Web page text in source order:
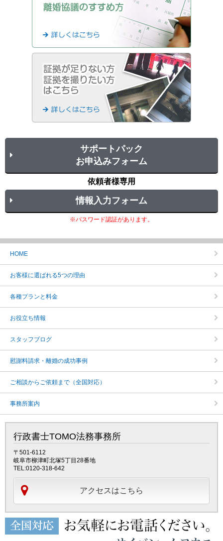
サポートパック
お申込みフォーム
依頼者様専用
情報入力フォーム
※パスワード認証があります。
HOME
お客様に選ばれる5つの理由
各種プランと料金
お役立ち情報
スタッフブログ
慰謝料請求・離婚の成功事例
ご相談からご依頼まで（全国対応）
事務所案内
行政書士TOMO法務事務所
〒501-6112
岐阜市柳津町北塚5丁目28番地
TEL:0120-318-642
アクセスはこちら